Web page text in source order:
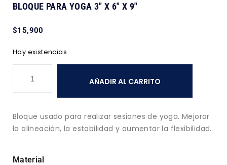
BLOQUE PARA YOGA 3″ X 6″ X 9″
$15,900
Hay existencias
AÑADIR AL CARRITO
Bloque usado para realizar sesiones de yoga. Mejorar
la alineación, la estabilidad y aumentar la flexibilidad.
Material